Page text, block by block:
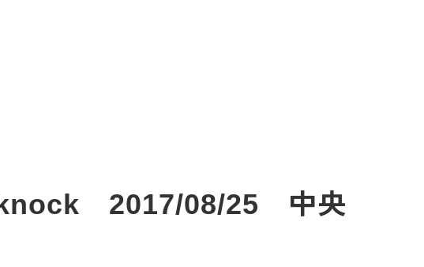
2017/08/25 中央